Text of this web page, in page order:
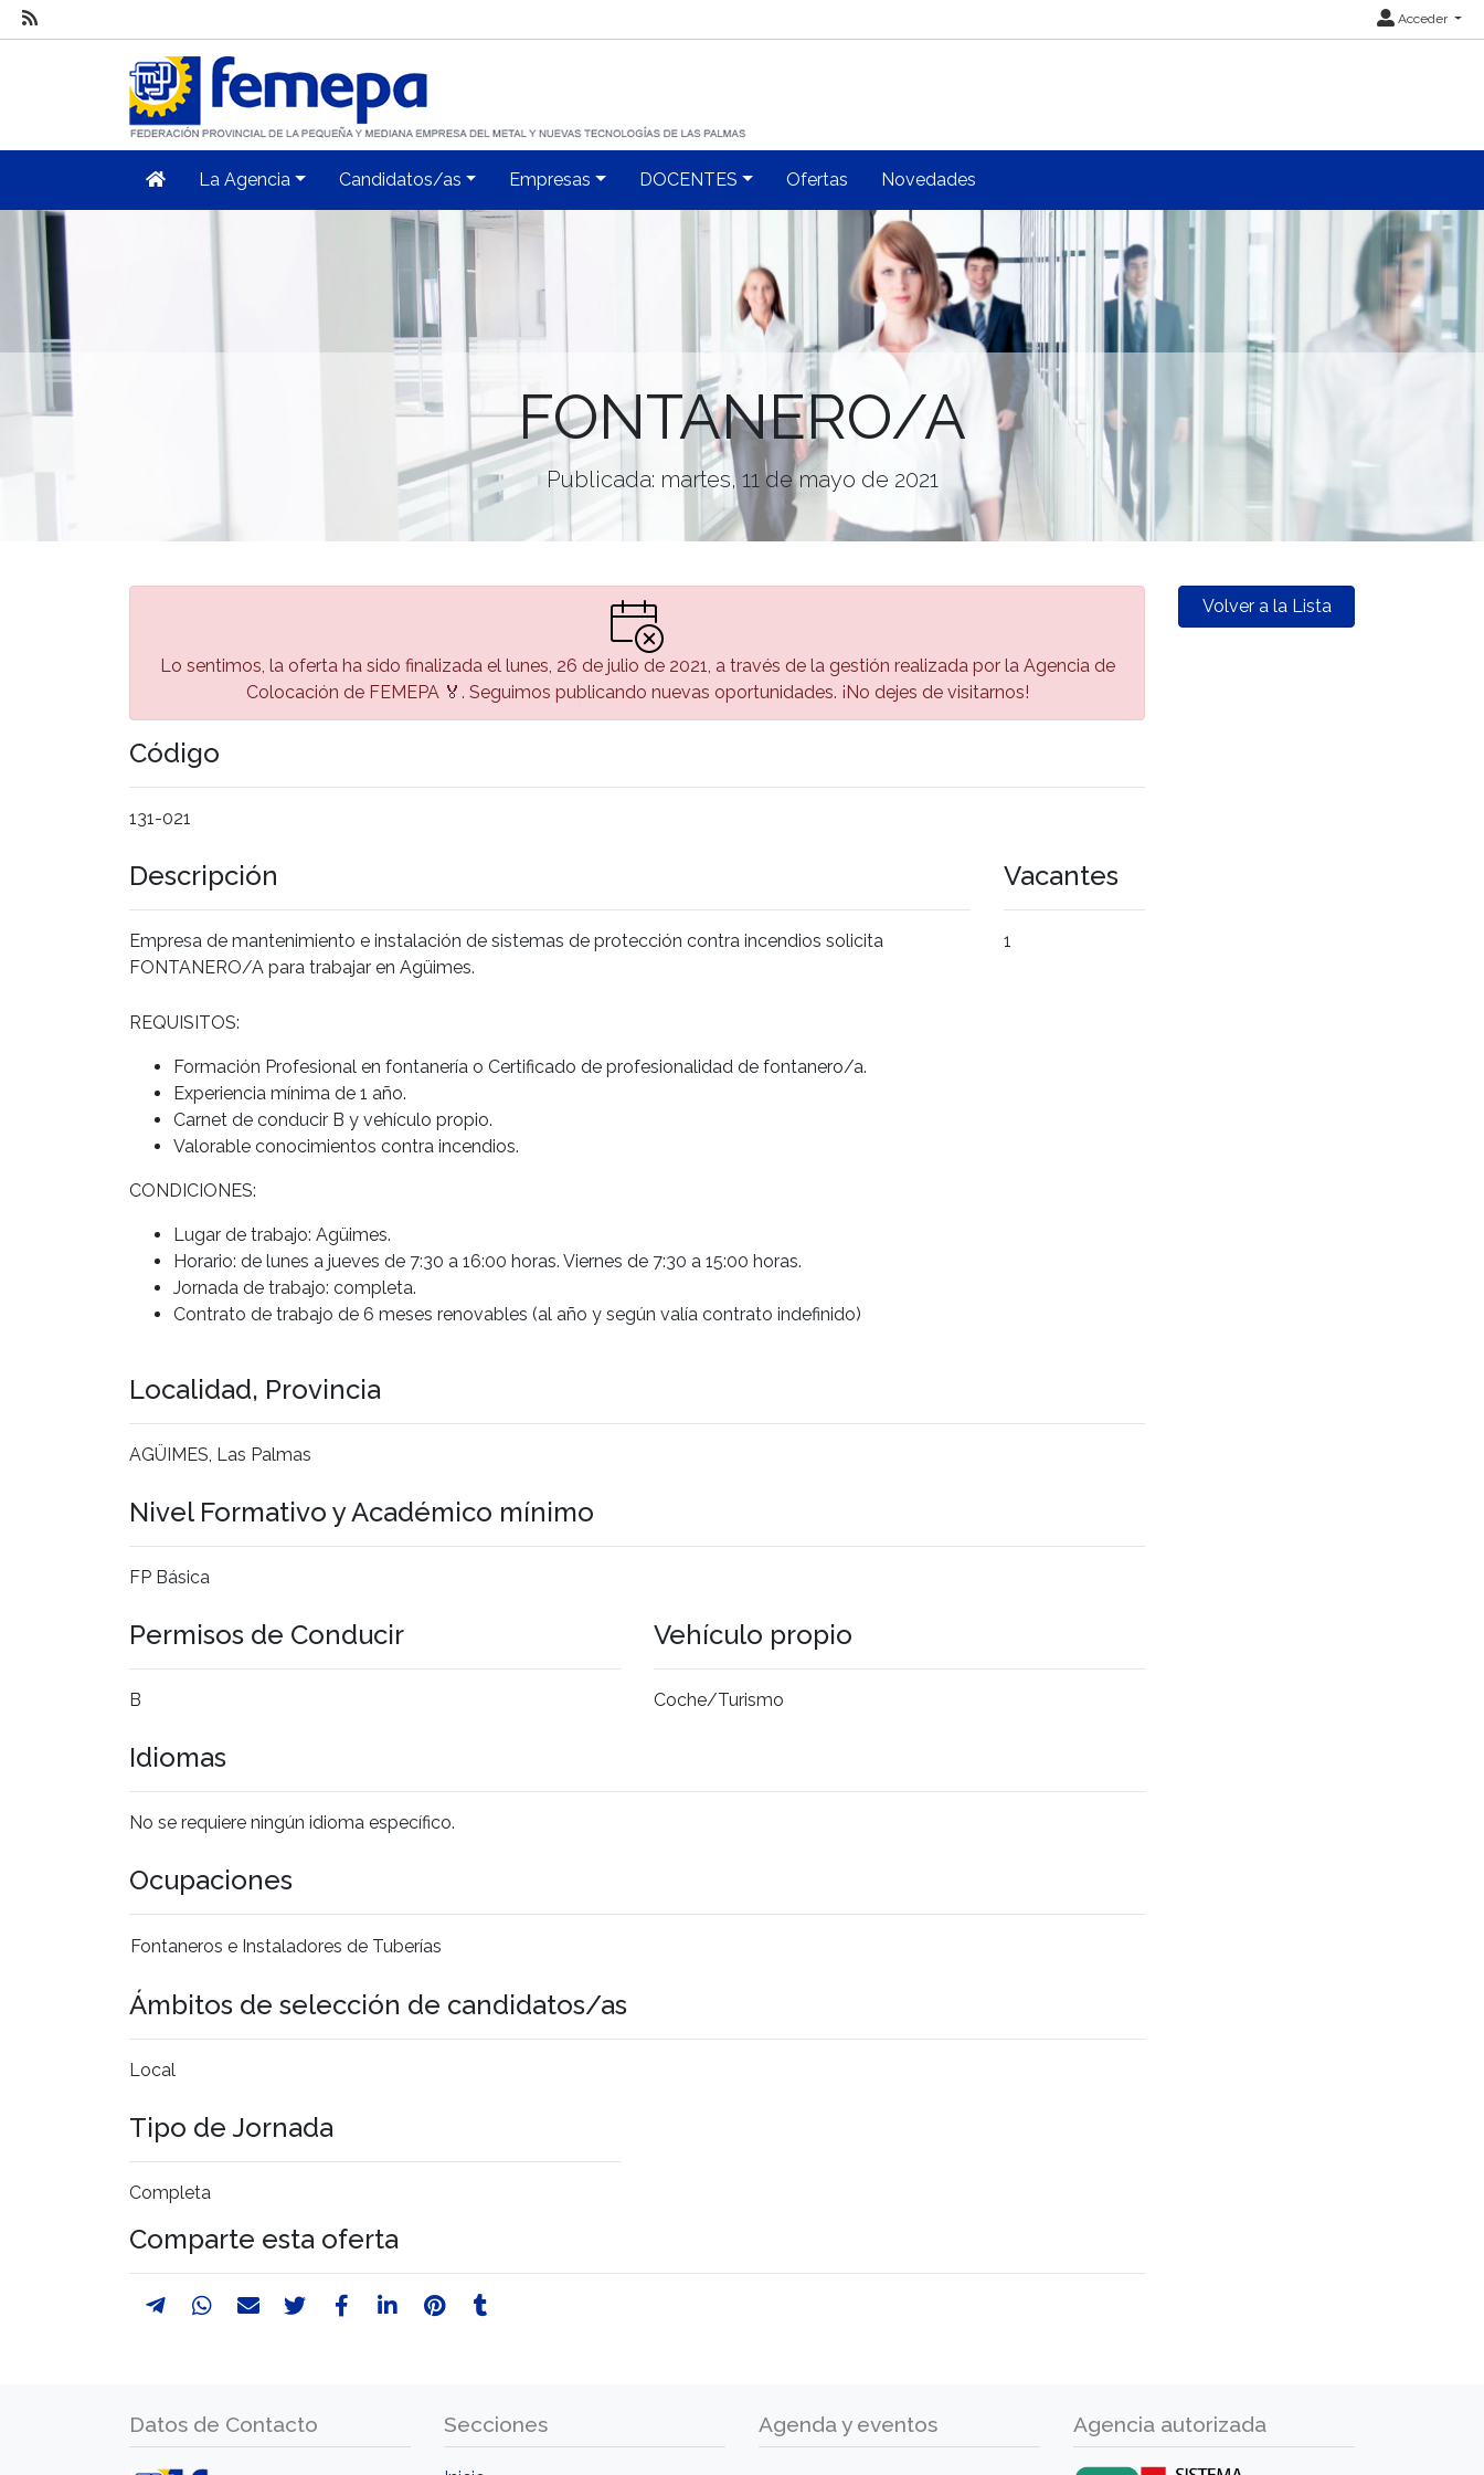
Acceder
La Agencia Candidatos/as Empresas DOCENTES Ofertas Novedades
FONTANERO/A
Publicada: martes, 11 de mayo de 2021
Lo sentimos, la oferta ha sido finalizada el lunes, 26 de julio de 2021, a través de la gestión realizada por la Agencia de
Colocación de FEMEPA 🏅. Seguimos publicando nuevas oportunidades. ¡No dejes de visitarnos!
Código
131-021
Descripción
Empresa de mantenimiento e instalación de sistemas de protección contra incendios solicita
FONTANERO/A para trabajar en Agüimes.
Vacantes
1
REQUISITOS:
Formación Profesional en fontanería o Certificado de profesionalidad de fontanero/a.
Experiencia mínima de 1 año.
Carnet de conducir B y vehículo propio.
Valorable conocimientos contra incendios.
CONDICIONES:
Lugar de trabajo: Agüimes.
Horario: de lunes a jueves de 7:30 a 16:00 horas. Viernes de 7:30 a 15:00 horas.
Jornada de trabajo: completa.
Contrato de trabajo de 6 meses renovables (al año y según valía contrato indefinido)
Localidad, Provincia
AGÜIMES, Las Palmas
Nivel Formativo y Académico mínimo
FP Básica
Permisos de Conducir
B
Vehículo propio
Coche/Turismo
Idiomas
No se requiere ningún idioma específico.
Ocupaciones
Fontaneros e Instaladores de Tuberías
Ámbitos de selección de candidatos/as
Local
Tipo de Jornada
Completa
Comparte esta oferta
Volver a la Lista
Datos de Contacto Secciones Agenda y eventos Agencia autorizada